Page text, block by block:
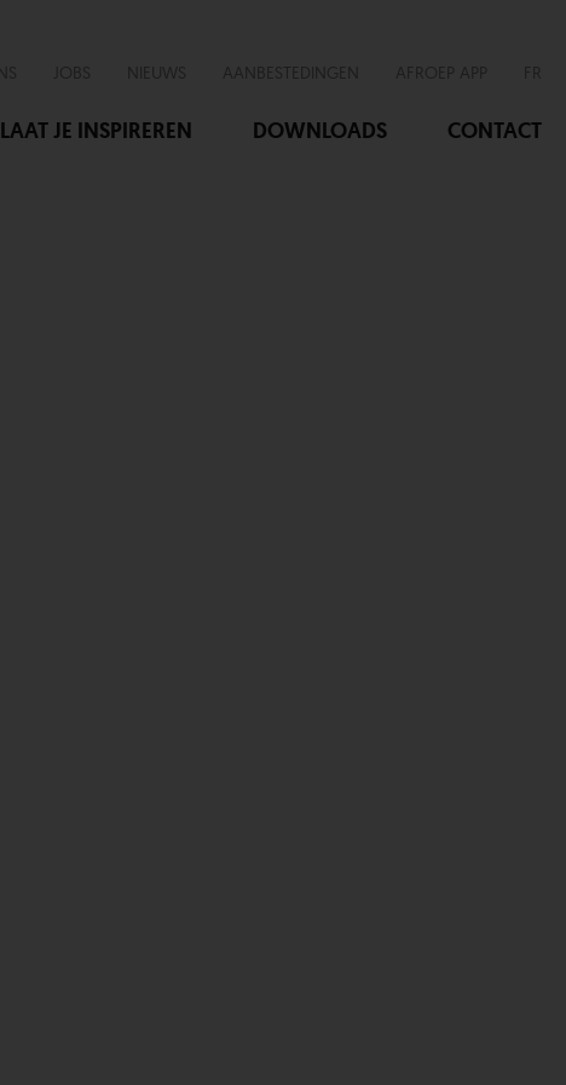
LAAT JE INSPIREREN DOWNLOADS CONTACT